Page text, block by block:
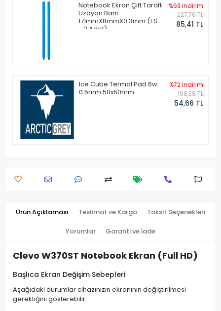
Notebook Ekran Çift Taraflı
Uzayan Bant
171mmX8mmX0.3mm (1 Set
- 2 Adet)
%63 indirim
227,76 TL
85,41 TL
Ice Cube Termal Pad 6w
0.5mm 50x50mm
%72 indirim
198,38 TL
54,66 TL
Ürün Açıklaması Teslimat ve Kargo Taksit Seçenekleri
Yorumlar Garanti ve İade
Clevo W370ST Notebook Ekran (Full HD)
Başlıca Ekran Değişim Sebepleri
Aşağıdaki durumlar cihazınızın ekranının değiştirilmesi
gerektiğini gösterebilir: